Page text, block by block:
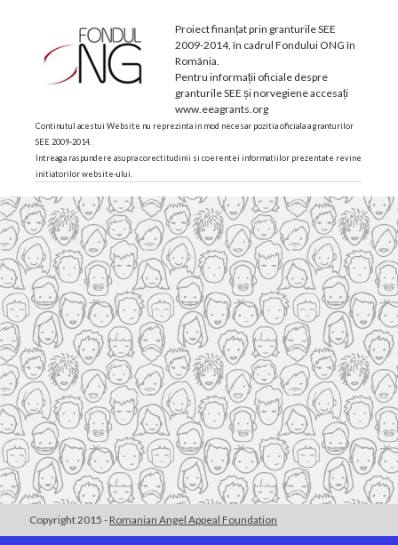
Proiect finanțat prin granturile SEE
2009-2014, în cadrul Fondului ONG în
România.
Pentru informații oficiale despre
granturile SEE și norvegiene accesați
www.eeagrants.org
Continutul acestui Website nu reprezinta in mod necesar pozitia oficiala a granturilor
SEE 2009-2014.
Intreaga raspundere asupra corectitudinii si coerentei informatiilor prezentate revine
initiatorilor website-ului.
Copyright 2015 - Romanian Angel Appeal Foundation